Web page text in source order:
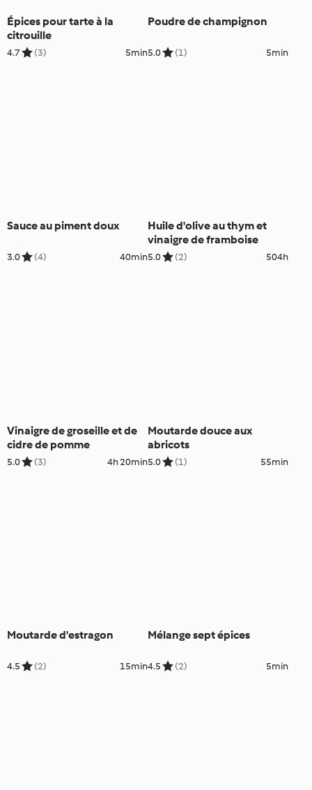
Épices pour tarte à la
citrouille
4.7 (3) 5min
Poudre de champignon
5.0 (1) 5min
Sauce au piment doux
3.0 (4) 40min
Huile d'olive au thym et
vinaigre de framboise
5.0 (2) 504h
Vinaigre de groseille et de
cidre de pomme
5.0 (3) 4h 20min
Moutarde douce aux
abricots
5.0 (1) 55min
Moutarde d'estragon
4.5 (2) 15min
Mélange sept épices
4.5 (2) 5min